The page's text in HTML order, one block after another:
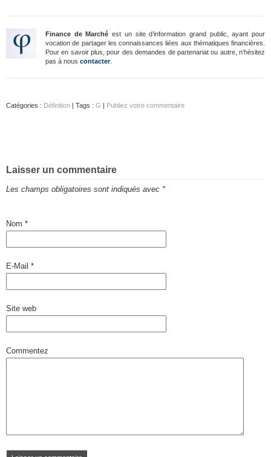
Finance de Marché est un site d’information grand public, ayant pour
vocation de partager les connaissances liées aux thématiques financières.
Pour en savoir plus, pour des demandes de partenariat ou autre, n'hésitez
pas à nous contacter.
Catégories : Définition | Tags : G | Publiez votre commentaire
Laisser un commentaire
Les champs obligatoires sont indiqués avec *
Nom *
E-Mail *
Site web
Commentez